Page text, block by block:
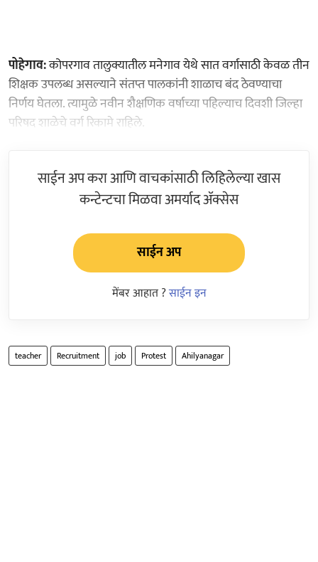
पोहेगाव:कोपरगाव तालुक्यातील मनेगाव येथे सात वर्गासाठी केवळ तीन
शिक्षक उपलब्ध असल्याने संतप्त पालकांनी शाळाच बंद ठेवण्याचा
निर्णय घेतला. त्यामुळे नवीन शैक्षणिक वर्षाच्या पहिल्याच दिवशी जिल्हा
परिषद शाळेचे वर्ग रिकामे राहिले.
साईन अप करा आणि वाचकांसाठी लिहिलेल्या खास
कन्टेन्टचा मिळवा अमर्याद ॲक्सेस
साईन अप
मेंबर आहात ?साईन इन
teacher Recruitment job Protest Ahilyanagar